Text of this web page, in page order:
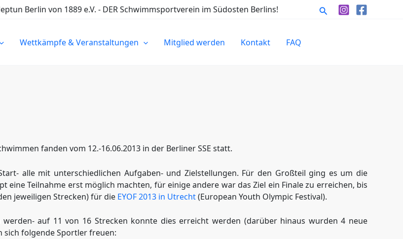
Berlin von 1889 e.V. - DER Schwimmsportverein im Südosten Berlins! Suchen
Wettkämpfe & Veranstaltungen Mitglied werden Kontakt FAQ
fanden vom 12.-16.06.2013 in der Berliner SSE statt.
alle mit unterschiedlichen Aufgaben- und Zielstellungen. Für den Großteil ging es um die
eine Teilnahme erst möglich machten, für einige andere war das Ziel ein Finale zu erreichen, bis
jeweiligen Strecken) für die EYOF 2013 in Utrecht(European Youth Olympic Festival).
auf 11 von 16 Strecken konnte dies erreicht werden (darüber hinaus wurden 4 neue
sich folgende Sportler freuen: